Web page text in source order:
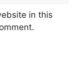
in this